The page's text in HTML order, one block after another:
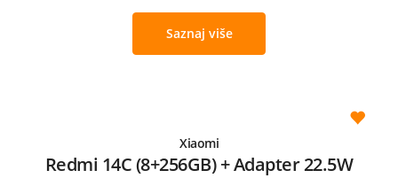
Saznaj više
Xiaomi
Redmi 14C (8+256GB) + Adapter 22.5W